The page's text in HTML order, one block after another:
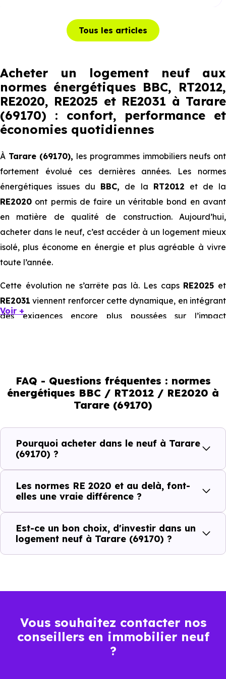
Tous les articles
Acheter un logement neuf aux
normes énergétiques BBC, RT2012,
RE2020, RE2025 et RE2031 à Tarare
(69170) : confort, performance et
économies quotidiennes
À Tarare (69170), les programmes immobiliers neufs ont
fortement évolué ces dernières années. Les normes
énergétiques issues du BBC, de la RT2012 et de la
RE2020 ont permis de faire un véritable bond en avant
en matière de qualité de construction. Aujourd’hui,
acheter dans le neuf, c’est accéder à un logement mieux
isolé, plus économe en énergie et plus agréable à vivre
toute l’année.
Cette évolution ne s’arrête pas là. Les caps RE2025 et
RE2031 viennent renforcer cette dynamique, en intégrant
des exigences encore plus poussées sur l’impact
En résumé :
l’immobilier neuf
BBC, RT2012, RE2020
et phoniques
Confort en toute
Économies
mensuelles sur les
factures
luminosité
…
Voir +
FAQ - Questions fréquentes : normes
énergétiques BBC / RT2012 / RE2020 à
Tarare (69170)
Pourquoi acheter dans le neuf à Tarare
(69170) ?
Les normes RE 2020 et au delà, font-
elles une vraie différence ?
Est-ce un bon choix, d'investir dans un
logement neuf à Tarare (69170) ?
Vous souhaitez contacter nos
conseillers en immobilier neuf
?